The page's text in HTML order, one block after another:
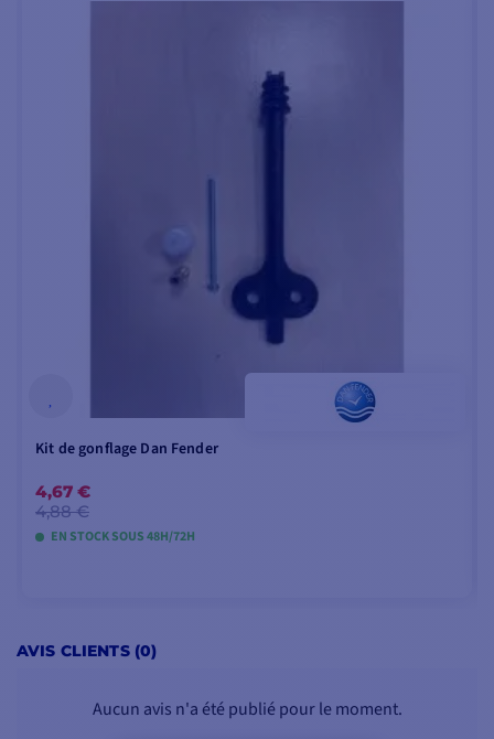
Kit de gonflage Dan Fender
4,67 €
4,88 €
EN STOCK SOUS 48H/72H
AVIS CLIENTS (0)
Aucun avis n'a été publié pour le moment.